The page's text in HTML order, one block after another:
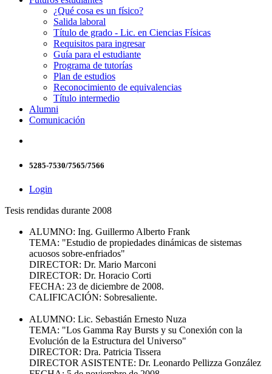
¿Qué cosa es un físico?
Salida laboral
Título de grado - Lic. en Ciencias Físicas
Requisitos para ingresar
Guía para el estudiante
Programa de tutorías
Plan de estudios
Reconocimiento de equivalencias
Título intermedio
Alumni
Comunicación
5285-7530/7565/7566
Login
Tesis rendidas durante 2008
ALUMNO: Ing. Guillermo Alberto Frank
TEMA: "Estudio de propiedades dinámicas de sistemas
acuosos sobre-enfriados"
DIRECTOR: Dr. Mario Marconi
DIRECTOR: Dr. Horacio Corti
FECHA: 23 de diciembre de 2008.
CALIFICACIÓN: Sobresaliente.
ALUMNO: Lic. Sebastián Ernesto Nuza
TEMA: "Los Gamma Ray Bursts y su Conexión con la
Evolución de la Estructura del Universo"
DIRECTOR: Dra. Patricia Tissera
DIRECTOR ASISTENTE: Dr. Leonardo Pellizza González